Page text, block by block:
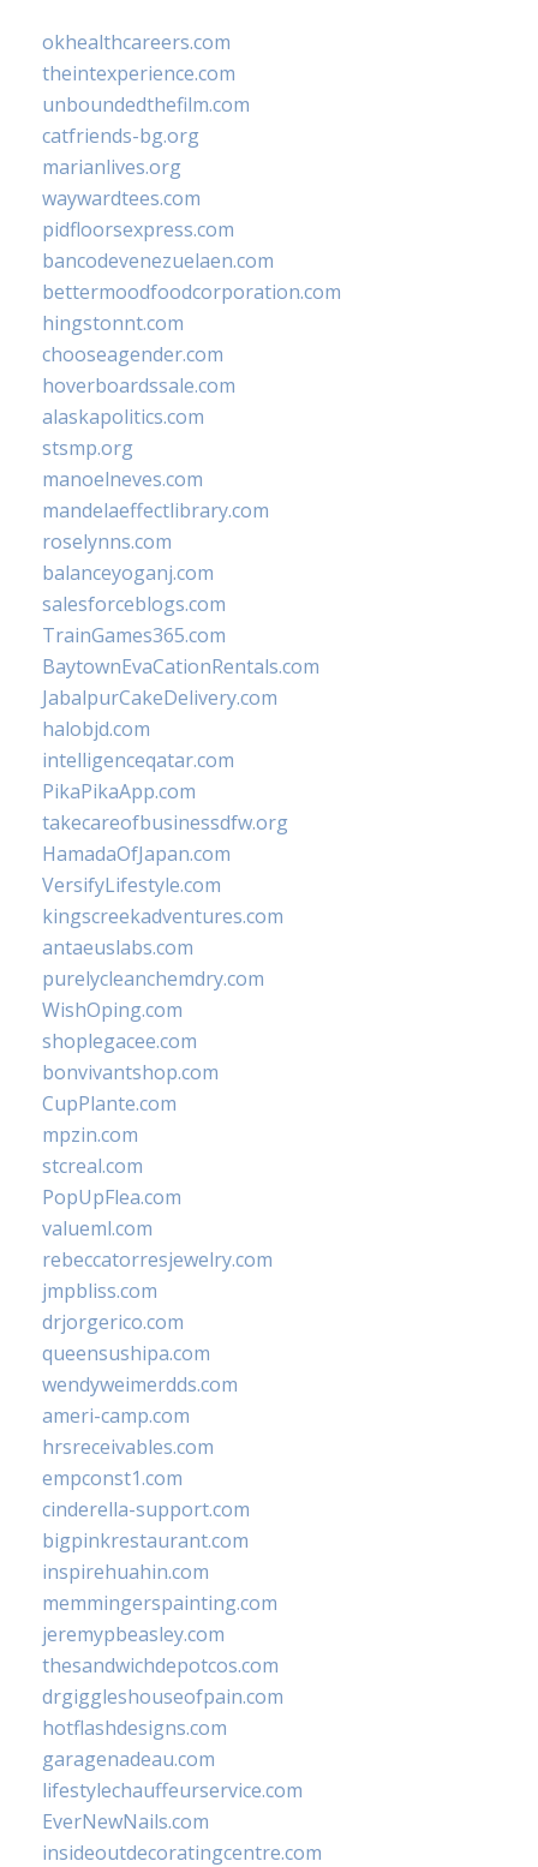
okhealthcareers.com
theintexperience.com
unboundedthefilm.com
catfriends-bg.org
marianlives.org
waywardtees.com
pidfloorsexpress.com
bancodevenezuelaen.com
bettermoodfoodcorporation.com
hingstonnt.com
chooseagender.com
hoverboardssale.com
alaskapolitics.com
stsmp.org
manoelneves.com
mandelaeffectlibrary.com
roselynns.com
balanceyoganj.com
salesforceblogs.com
TrainGames365.com
BaytownEvaCationRentals.com
JabalpurCakeDelivery.com
halobjd.com
intelligenceqatar.com
PikaPikaApp.com
takecareofbusinessdfw.org
HamadaOfJapan.com
VersifyLifestyle.com
kingscreekadventures.com
antaeuslabs.com
purelycleanchemdry.com
WishOping.com
shoplegacee.com
bonvivantshop.com
CupPlante.com
mpzin.com
stcreal.com
PopUpFlea.com
valueml.com
rebeccatorresjewelry.com
jmpbliss.com
drjorgerico.com
queensushipa.com
wendyweimerdds.com
ameri-camp.com
hrsreceivables.com
empconst1.com
cinderella-support.com
bigpinkrestaurant.com
inspirehuahin.com
memmingerspainting.com
jeremypbeasley.com
thesandwichdepotcos.com
drgiggleshouseofpain.com
hotflashdesigns.com
garagenadeau.com
lifestylechauffeurservice.com
EverNewNails.com
insideoutdecoratingcentre.com